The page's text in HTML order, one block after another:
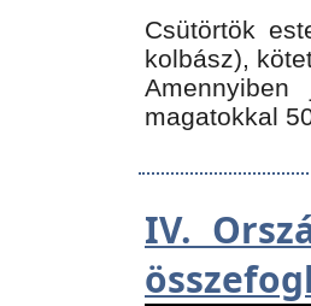
Csütörtök
kolbász),
Amennyiben
magatokkal
IV.